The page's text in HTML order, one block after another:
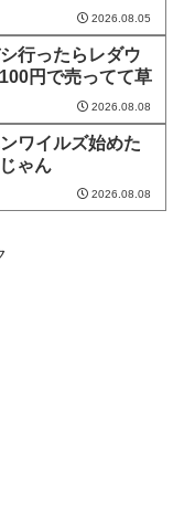
2026.08.05
行ったらレダウ
円で売ってて草
2026.08.08
ワイルズ始めた
ゃん
2026.08.08